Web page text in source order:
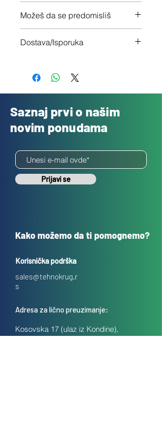
Možeš da se predomisliš
nisi zadovoljan
Dostava/Isporuka
Saznaj prvi o našim
novim ponudama
Prijavi se
Kako možemo da ti pomognemo?
Korisnička podrška
sales@tehnokrug.r
s
Adresa za lično preuzimanje:
Kosovska 17 (ulaz iz Kondine),
Beograd, Srbija